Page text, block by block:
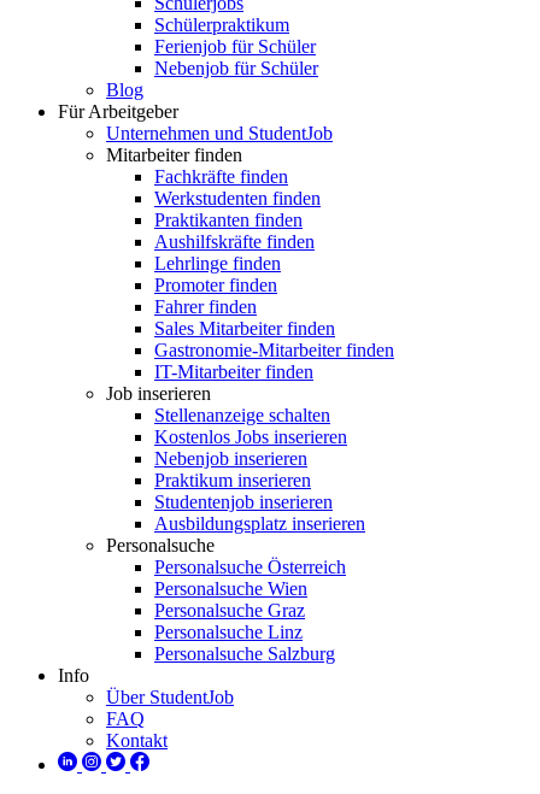
Schülerpraktikum
Ferienjob für Schüler
Nebenjob für Schüler
Blog
Für Arbeitgeber
Unternehmen und StudentJob
Mitarbeiter finden
Fachkräfte finden
Werkstudenten finden
Praktikanten finden
Aushilfskräfte finden
Lehrlinge finden
Promoter finden
Fahrer finden
Sales Mitarbeiter finden
Gastronomie-Mitarbeiter finden
IT-Mitarbeiter finden
Job inserieren
Stellenanzeige schalten
Kostenlos Jobs inserieren
Nebenjob inserieren
Praktikum inserieren
Studentenjob inserieren
Ausbildungsplatz inserieren
Personalsuche
Personalsuche Österreich
Personalsuche Wien
Personalsuche Graz
Personalsuche Linz
Personalsuche Salzburg
Info
Über StudentJob
FAQ
Kontakt